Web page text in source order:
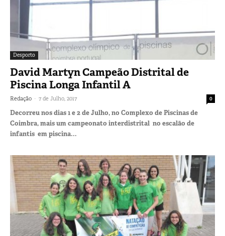
Desporto
David Martyn Campeão Distrital de
Piscina Longa Infantil A
Redação - 7 de Julho, 2017 0
Decorreu nos dias 1 e 2 de Julho, no Complexo de Piscinas de
Coimbra, mais um campeonato interdistrital no escalão de
infantis em piscina...